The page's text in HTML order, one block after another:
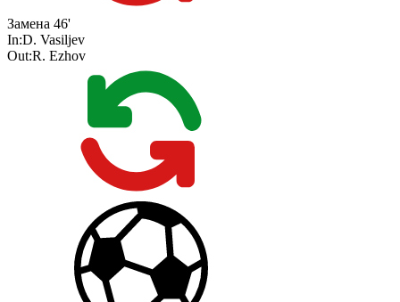
Замена 46'
In:D. Vasiljev
Out:R. Ezhov